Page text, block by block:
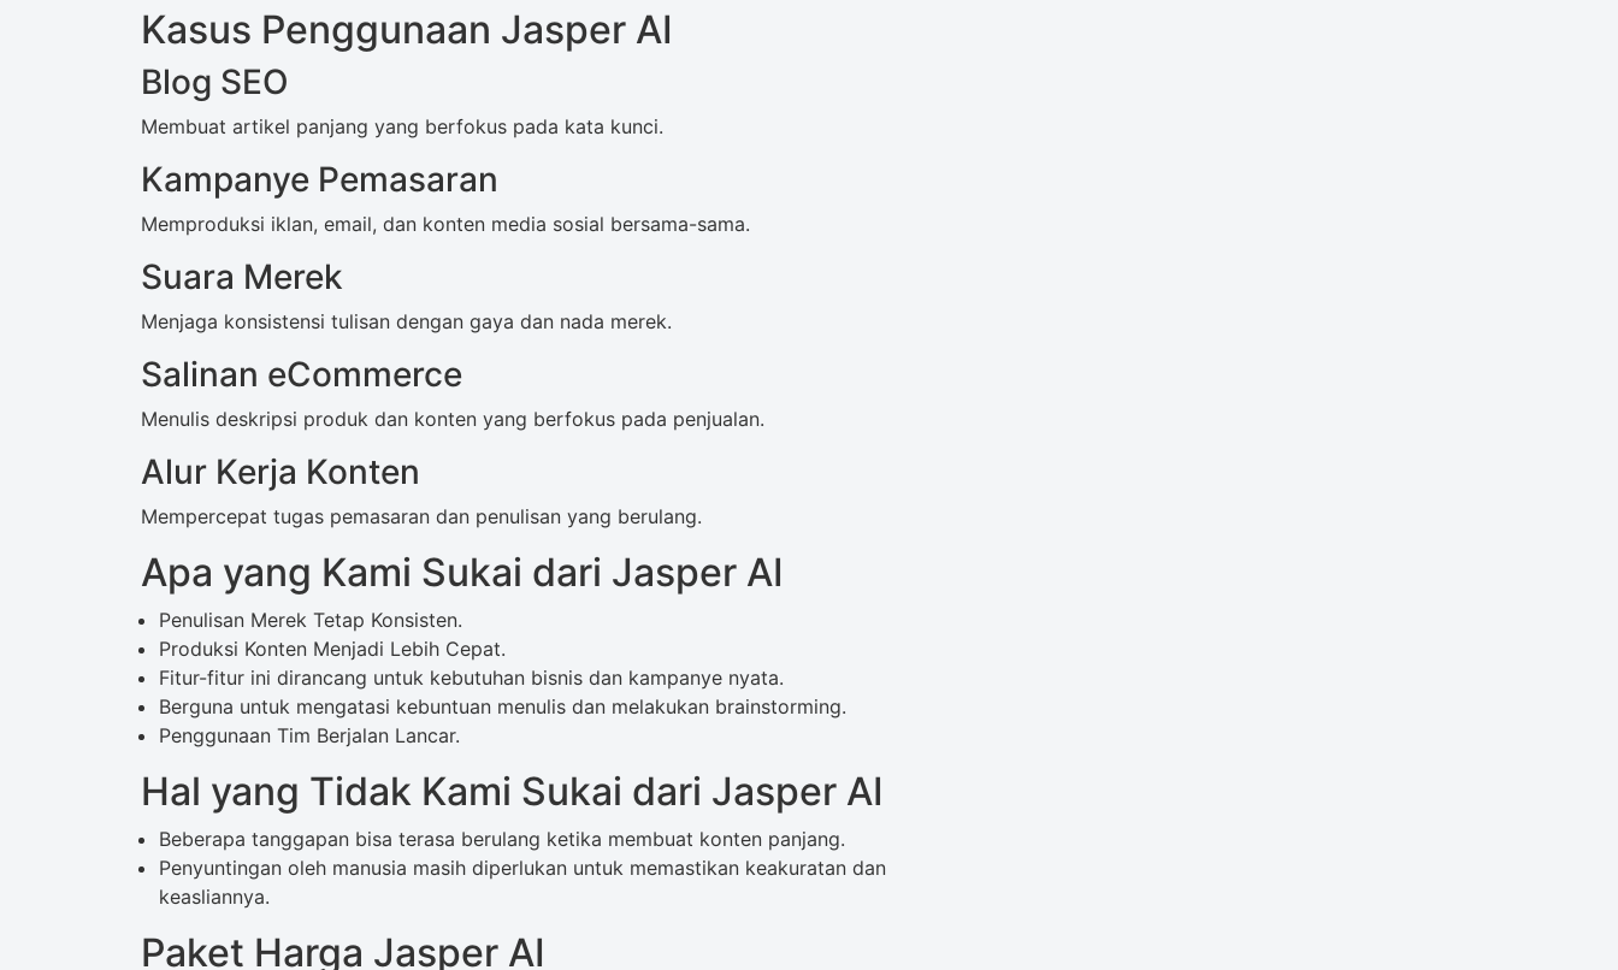
Kasus Penggunaan Jasper AI
Blog SEO
Membuat artikel panjang yang berfokus pada kata kunci.
Kampanye Pemasaran
Memproduksi iklan, email, dan konten media sosial bersama-sama.
Suara Merek
Menjaga konsistensi tulisan dengan gaya dan nada merek.
Salinan eCommerce
Menulis deskripsi produk dan konten yang berfokus pada penjualan.
Alur Kerja Konten
Mempercepat tugas pemasaran dan penulisan yang berulang.
Apa yang Kami Sukai dari Jasper AI
Penulisan Merek Tetap Konsisten.
Produksi Konten Menjadi Lebih Cepat.
Fitur-fitur ini dirancang untuk kebutuhan bisnis dan kampanye nyata.
Berguna untuk mengatasi kebuntuan menulis dan melakukan brainstorming.
Penggunaan Tim Berjalan Lancar.
Hal yang Tidak Kami Sukai dari Jasper AI
Beberapa tanggapan bisa terasa berulang ketika membuat konten panjang.
Penyuntingan oleh manusia masih diperlukan untuk memastikan keakuratan dan
keasliannya.
Paket Harga Jasper AI